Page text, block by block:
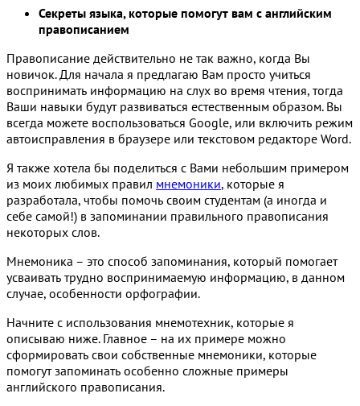
Секреты языка, которые помогут вам с английским
правописанием
Правописание действительно не так важно, когда Вы
новичок. Для начала я предлагаю Вам просто учиться
воспринимать информацию на слух во время чтения, тогда
Ваши навыки будут развиваться естественным образом. Вы
всегда можете воспользоваться Google, или включить режим
автоисправления в браузере или текстовом редакторе Word.
Я также хотела бы поделиться с Вами небольшим примером
из моих любимых правил мнемоники, которые я
разработала, чтобы помочь своим студентам (а иногда и
себе самой!) в запоминании правильного правописания
некоторых слов.
Мнемоника – это способ запоминания, который помогает
усваивать трудно воспринимаемую информацию, в данном
случае, особенности орфографии.
Начните с использования мнемотехник, которые я
описываю ниже. Главное – на их примере можно
сформировать свои собственные мнемоники, которые
помогут запоминать особенно сложные примеры
английского правописания.